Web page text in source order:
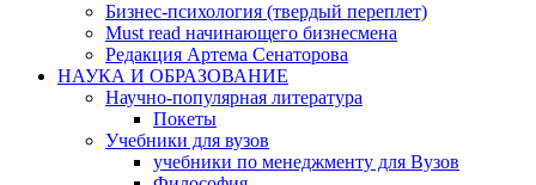
Бизнес-психология (твердый переплет)
Must read начинающего бизнесмена
Редакция Артема Сенаторова
НАУКА И ОБРАЗОВАНИЕ
Научно-популярная литература
Покеты
Учебники для вузов
учебники по менеджменту для Вузов